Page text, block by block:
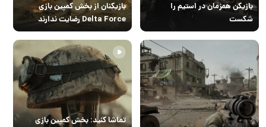
بازیکن همزمان در استیم را
شکست
بازیکنان از بخش کمپین بازی
Delta Force رضایت ندارند
تماشا کنید: بخش کمپین بازی